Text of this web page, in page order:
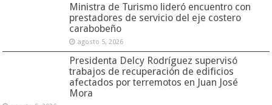
Ministra de Turismo lideró encuentro con
prestadores de servicio del eje costero
carabobeño
agosto 5, 2026
Presidenta Delcy Rodríguez supervisó
trabajos de recuperación de edificios
afectados por terremotos en Juan José
Mora